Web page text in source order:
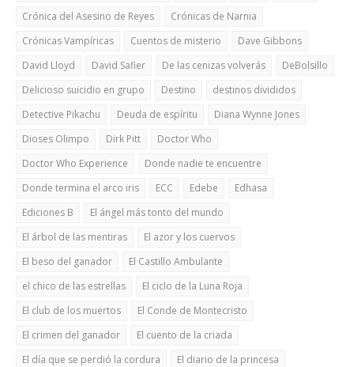
Crónica del Asesino de Reyes
Crónicas de Narnia
Crónicas Vampíricas
Cuentos de misterio
Dave Gibbons
David Lloyd
David Safier De las cenizas volverás
DeBolsillo
Delicioso suicidio en grupo
Destino
destinos divididos
Detective Pikachu
Deuda de espíritu
Diana Wynne Jones
Dioses Olimpo
Dirk Pitt
Doctor Who
Doctor Who Experience
Donde nadie te encuentre
Donde termina el arco iris
ECC Edebe
Edhasa
Ediciones B
El ángel más tonto del mundo
El árbol de las mentiras
El azor y los cuervos
El beso del ganador
El Castillo Ambulante
el chico de las estrellas
El ciclo de la Luna Roja
El club de los muertos
El Conde de Montecristo
El crimen del ganador
El cuento de la criada
El día que se perdió la cordura
El diario de la princesa